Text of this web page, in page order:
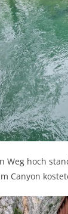
Weg hoch
Canyon